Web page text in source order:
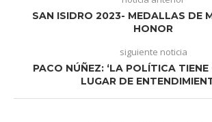
SAN ISIDRO 2023- MEDALLAS DE
HONOR
siguiente noticia
PACO NÚÑEZ: ‘LA POLÍTICA TIENE
LUGAR DE